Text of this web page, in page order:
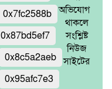
0x7fc2588b
0x87bd5ef7
0x8c5a2aeb
0x95afc7e3
অভিযোগ
থাকলে
সংশ্লিষ্ট
নিউজ
সাইটের